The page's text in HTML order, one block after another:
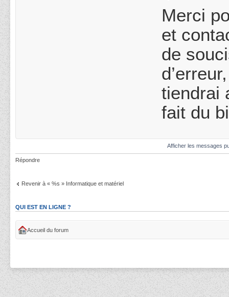
Merci
et
de
tiendrai
fait du
Afficher les messages
Répondre
Revenir à « %s » Informatique et matériel
QUI EST EN LIGNE ?
Accueil du forum